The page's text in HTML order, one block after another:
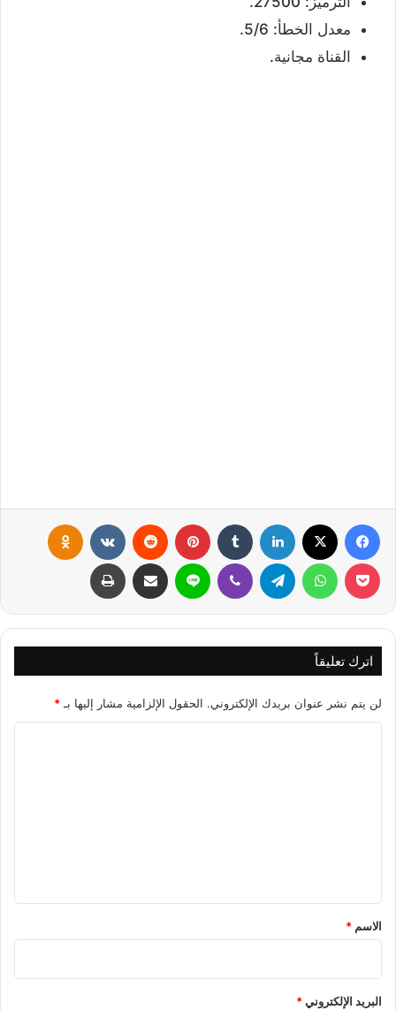
معدل الخطأ: 5/6.
القناة مجانية.
اترك تعليقاً
لن يتم نشر عنوان بريدك الإلكتروني. الحقول الإلزامية مشار إليها بـ *
*
الاسم *
البريد الإلكتروني*